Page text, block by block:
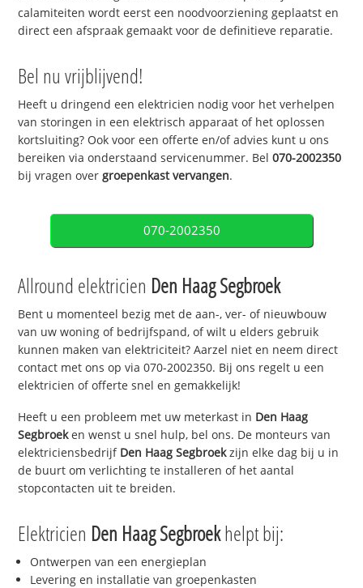
calamiteiten wordt eerst een noodvoorziening geplaatst en
direct een afspraak gemaakt voor de definitieve reparatie.
Bel nu vrijblijvend!
Heeft u dringend een elektricien nodig voor het verhelpen
van storingen in een elektrisch apparaat of het oplossen
kortsluiting? Ook voor een offerte en/of advies kunt u ons
bereiken via onderstaand servicenummer. Bel070-2002350
bij vragen over groepenkast vervangen.
070-2002350
Allround elektricien Den Haag Segbroek
Bent u momenteel bezig met de aan-, ver- of nieuwbouw
van uw woning of bedrijfspand, of wilt u elders gebruik
kunnen maken van elektriciteit? Aarzel niet en neem direct
contact met ons op via 070-2002350. Bij ons regelt u een
elektricien of offerte snel en gemakkelijk!
Heeft u een probleem met uw meterkast in Den Haag
Segbroeken wenst u snel hulp, bel ons. De monteurs van
elektriciensbedrijf Den Haag Segbroekzijn elke dag bij u in
de buurt om verlichting te installeren of het aantal
stopcontacten uit te breiden.
Elektricien Den Haag Segbroekhelpt bij:
Ontwerpen van een energieplan
Levering en installatie van groepenkasten